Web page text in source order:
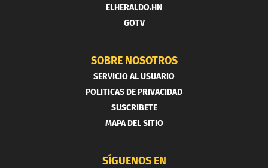
ELHERALDO.HN
GOTV
SOBRE NOSOTROS
SERVICIO AL USUARIO
POLITICAS DE PRIVACIDAD
SUSCRIBETE
MAPA DEL SITIO
SÍGUENOS EN